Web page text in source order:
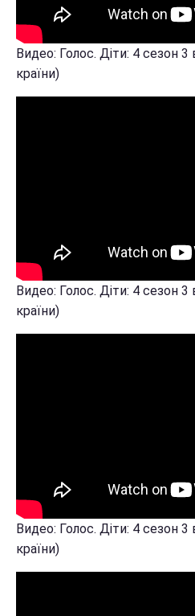
Видео: Голос. Діти: 4 сезон
країни)
Видео: Голос. Діти: 4 сезон
країни)
Видео: Голос. Діти: 4 сезон
країни)